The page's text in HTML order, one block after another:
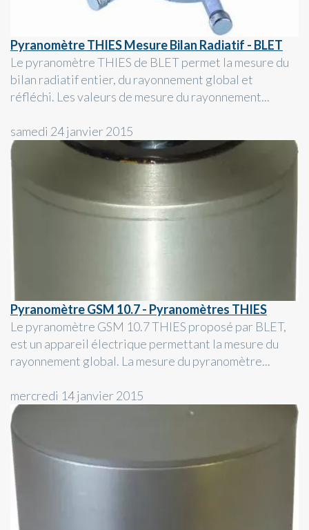
Pyranomètre THIES Mesure Bilan Radiatif - BLET
Le pyranomètre THIES de BLET permet la mesure du
bilan radiatif entier, du rayonnement global et
réfléchi. Les valeurs de mesure du rayonnement...
samedi 24 janvier 2015
Pyranomètre GSM 10.7 - Pyranomètres THIES
Le pyranomètre GSM 10.7 THIES proposé par BLET,
est un appareil électrique permettant la mesure du
rayonnement global. La mesure du pyranomètre...
mercredi 14 janvier 2015